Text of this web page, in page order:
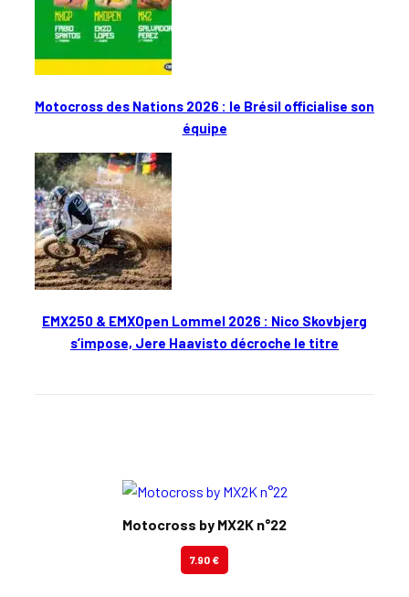
Motocross des Nations 2026 : le Brésil officialise son
équipe
EMX250 & EMXOpen Lommel 2026 : Nico Skovbjerg
s’impose, Jere Haavisto décroche le titre
Motocross by MX2K n°22
7.90 €